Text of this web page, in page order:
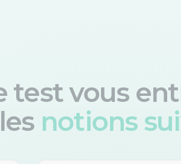
test vous
les notions